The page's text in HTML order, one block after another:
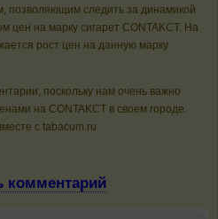
позволяющим следить за динамикой
цен на марку сигарет CONTAKCT. На
рост цен на данную марку
поскольку нам очень важно
на CONTAKCT в своем городе.
с tabacum.ru
комментарий